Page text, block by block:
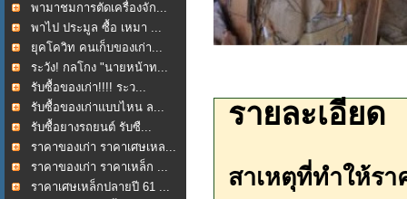
พามาชมการตัดเครื่องจัก...
พาไป ประมูล ซื้อ เหมา ...
ยุคโควิท คนเก็บของเก่า...
ระวัง! กลโกง "นายหน้าท...
รับซื้อของเก่า!!!! ระว...
รับซื้อของเก่าแบบไหน ล...
รับซื้อยางรถยนต์ รับซื...
ราคาของเก่า ราคาเศษเหล...
ราคาของเก่า ราคาเหล็ก ...
ราคาเศษเหล็กปลายปี 61 ...
รายละเอียด
สาเหตุที่ทำให้ร